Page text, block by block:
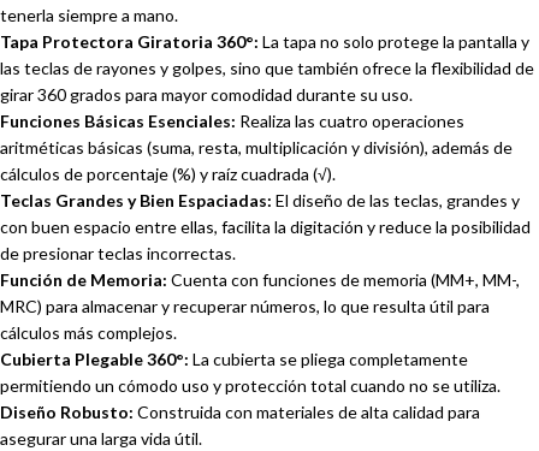
tenerla siempre a mano.
Tapa Protectora Giratoria 360°: La tapa no solo protege la pantalla y
las teclas de rayones y golpes, sino que también ofrece la flexibilidad de
girar 360 grados para mayor comodidad durante su uso.
Funciones Básicas Esenciales: Realiza las cuatro operaciones
aritméticas básicas (suma, resta, multiplicación y división), además de
cálculos de porcentaje (%) y raíz cuadrada (√).
Teclas Grandes y Bien Espaciadas: El diseño de las teclas, grandes y
con buen espacio entre ellas, facilita la digitación y reduce la posibilidad
de presionar teclas incorrectas.
Función de Memoria: Cuenta con funciones de memoria (MM+, MM-,
MRC) para almacenar y recuperar números, lo que resulta útil para
cálculos más complejos.
Cubierta Plegable 360°: La cubierta se pliega completamente
permitiendo un cómodo uso y protección total cuando no se utiliza.
Diseño Robusto: Construida con materiales de alta calidad para
asegurar una larga vida útil.